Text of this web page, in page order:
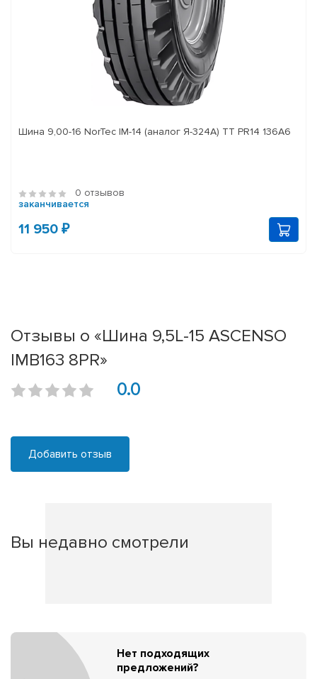
Шина 9,00-16 NorTec IM-14 (аналог Я-324А) ТТ PR14 136А6
0 отзывов
заканчивается
11 950 ₽
Отзывы о «Шина 9,5L-15 ASCENSO
IMB163 8PR»
0.0
Добавить отзыв
Вы недавно смотрели
Нет подходящих
предложений?